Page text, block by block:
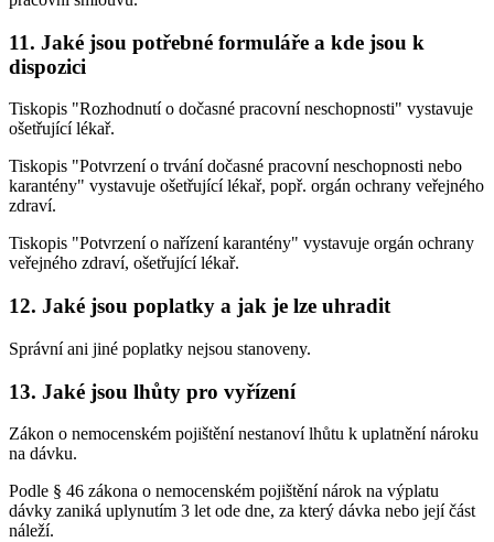
11. Jaké jsou potřebné formuláře a kde jsou k
dispozici
Tiskopis "Rozhodnutí o dočasné pracovní neschopnosti" vystavuje
ošetřující lékař.
Tiskopis "Potvrzení o trvání dočasné pracovní neschopnosti nebo
karantény" vystavuje ošetřující lékař, popř. orgán ochrany veřejného
zdraví.
Tiskopis "Potvrzení o nařízení karantény" vystavuje orgán ochrany
veřejného zdraví, ošetřující lékař.
12. Jaké jsou poplatky a jak je lze uhradit
Správní ani jiné poplatky nejsou stanoveny.
13. Jaké jsou lhůty pro vyřízení
Zákon o nemocenském pojištění nestanoví lhůtu k uplatnění nároku
na dávku.
Podle § 46 zákona o nemocenském pojištění nárok na výplatu
dávky zaniká uplynutím 3 let ode dne, za který dávka nebo její část
náleží.